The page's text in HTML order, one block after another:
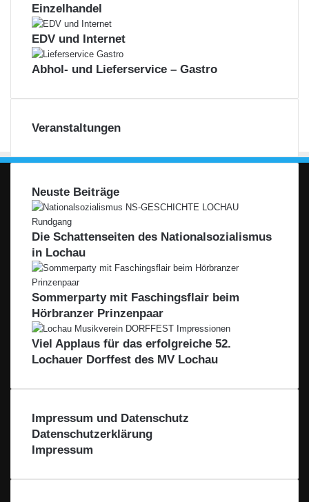
Einzelhandel
EDV und Internet
Abhol- und Lieferservice – Gastro
Veranstaltungen
Neuste Beiträge
Die Schattenseiten des Nationalsozialismus
in Lochau
Sommerparty mit Faschingsflair beim
Hörbranzer Prinzenpaar
Viel Applaus für das erfolgreiche 52.
Lochauer Dorffest des MV Lochau
Impressum und Datenschutz
Datenschutzerklärung
Impressum